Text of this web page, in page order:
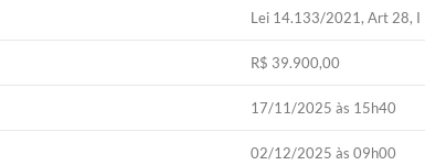
Lei 14.133/2021, Art 28, I
R$ 39.900,00
17/11/2025 às 15h40
02/12/2025 às 09h00